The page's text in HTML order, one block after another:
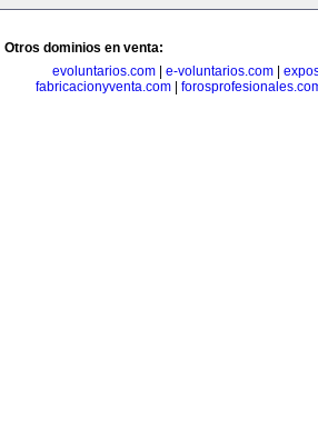
Otros dominios en venta:
evoluntarios.com
e-voluntarios.com
fabricacionyventa.com|